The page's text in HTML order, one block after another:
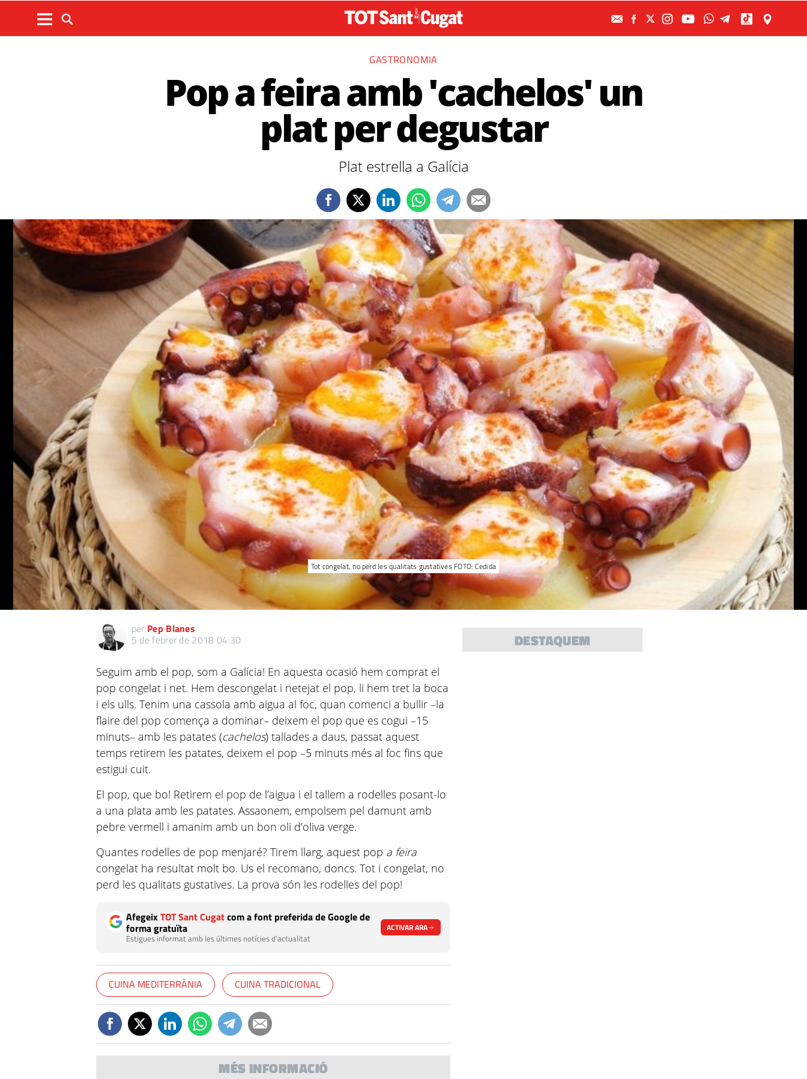
GASTRONOMIA
Pop a feira amb 'cachelos' un
plat per degustar
Plat estrella a Galícia
Tot congelat, no perd les qualitats gustatives FOTO: Cedida
per Pep Blanes
5 de febrer de 2018 04:30
Seguim amb el pop, som a Galícia! En aquesta ocasió hem comprat el
pop congelat i net. Hem descongelat i netejat el pop, li hem tret la boca
i els ulls. Tenim una cassola amb aigua al foc, quan comenci a bullir –la
flaire del pop comença a dominar– deixem el pop que es cogui –15
minuts– amb les patates (cachelos) tallades a daus, passat aquest
temps retirem les patates, deixem el pop –5 minuts més al foc fins que
estigui cuit.
El pop, que bo! Retirem el pop de l’aigua i el tallem a rodelles posant-lo
a una plata amb les patates. Assaonem, empolsem pel damunt amb
pebre vermell i amanim amb un bon oli d’oliva verge.
Quantes rodelles de pop menjaré? Tirem llarg, aquest pop a feira
congelat ha resultat molt bo. Us el recomano, doncs. Tot i congelat, no
perd les qualitats gustatives. La prova són les rodelles del pop!
AfegeixTOT Sant Cugatcom a font preferida de Google de
forma gratuïta
Estigues informat amb les últimes notícies d'actualitat
ACTIVAR ARA
CUINA MEDITERRÀNIA CUINA TRADICIONAL
MÉS INFORMACIÓ
DESTAQUEM